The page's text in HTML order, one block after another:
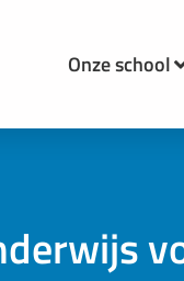
Onze school